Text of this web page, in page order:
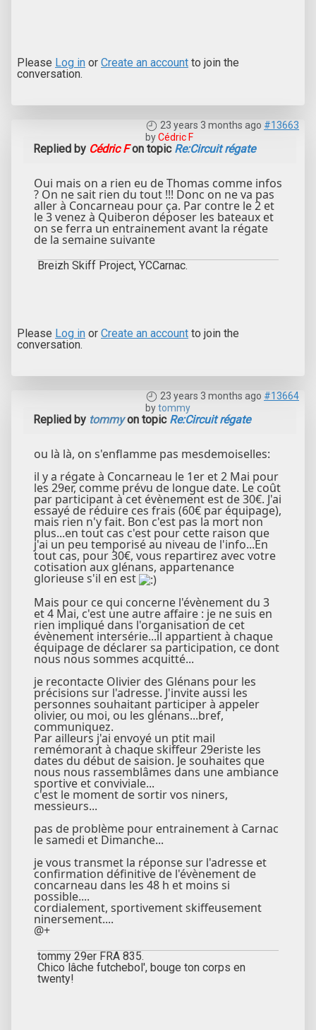
Please Log in or Create an account to join the
conversation.
23 years 3 months ago #13663
byCédric F
Replied by Cédric Fon topic Re:Circuit régate
Oui mais on a rien eu de Thomas comme infos
? On ne sait rien du tout !!! Donc on ne va pas
aller à Concarneau pour ça. Par contre le 2 et
le 3 venez à Quiberon déposer les bateaux et
on se ferra un entrainement avant la régate
de la semaine suivante
Breizh Skiff Project, YCCarnac.
Please Log in or Create an account to join the
conversation.
23 years 3 months ago #13664
bytommy
Replied by tommyon topic Re:Circuit régate
ou là là, on s'enflamme pas mesdemoiselles:
il y a régate à Concarneau le 1er et 2 Mai pour
les 29er, comme prévu de longue date. Le coût
par participant à cet évènement est de 30€. J'ai
essayé de réduire ces frais (60€ par équipage),
mais rien n'y fait. Bon c'est pas la mort non
plus...en tout cas c'est pour cette raison que
j'ai un peu temporisé au niveau de l'info...En
tout cas, pour 30€, vous repartirez avec votre
cotisation aux glénans, appartenance
glorieuse s'il en est
Mais pour ce qui concerne l'évènement du 3
et 4 Mai, c'est une autre affaire : je ne suis en
rien impliqué dans l'organisation de cet
évènement intersérie...il appartient à chaque
équipage de déclarer sa participation, ce dont
nous nous sommes acquitté...
je recontacte Olivier des Glénans pour les
précisions sur l'adresse. J'invite aussi les
personnes souhaitant participer à appeler
olivier, ou moi, ou les glénans...bref,
communiquez.
Par ailleurs j'ai envoyé un ptit mail
remémorant à chaque skiffeur 29eriste les
dates du début de saision. Je souhaites que
nous nous rassemblâmes dans une ambiance
sportive et conviviale...
c'est le moment de sortir vos niners,
messieurs...
pas de problème pour entrainement à Carnac
le samedi et Dimanche...
je vous transmet la réponse sur l'adresse et
confirmation définitive de l'évènement de
concarneau dans les 48 h et moins si
possible....
cordialement, sportivement skiffeusement
ninersement....
@+
tommy 29er FRA 835.
Chico lâche futchebol', bouge ton corps en
twenty!